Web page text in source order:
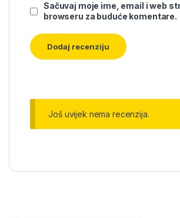
Sačuvaj moje ime, email i web
browseru za buduće komentare.
Još uvijek nema recenzija.